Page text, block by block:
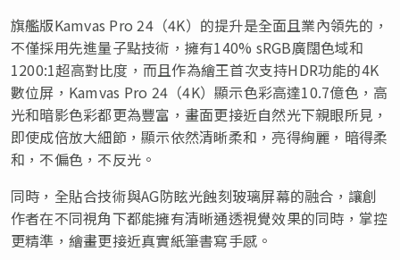
旗艦版Kamvas Pro 24（4K）的提升是全面且業內領先的，
不僅採用先進量子點技術，擁有140% sRGB廣闊色域和
1200:1超高對比度，而且作為繪王首次支持HDR功能的4K
數位屏，Kamvas Pro 24（4K）顯示色彩高達10.7億色，高
光和暗影色彩都更為豐富，畫面更接近自然光下親眼所見，
即使成倍放大細節，顯示依然清晰柔和，亮得絢麗，暗得柔
和，不偏色，不反光。
同時，全貼合技術與AG防眩光蝕刻玻璃屏幕的融合，讓創
作者在不同視角下都能擁有清晰通透視覺效果的同時，掌控
更精準，繪畫更接近真實紙筆書寫手感。